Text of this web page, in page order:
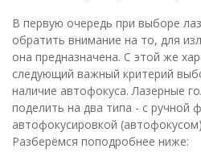
В первую очередь при выборе
обратить внимание на то, для
она предназначена. С этой же
следующий важный критерий
наличие автофокуса. Лазерные
поделить на два типа - с ручной
автофокусировкой
Разберёмся поподробнее ниже: